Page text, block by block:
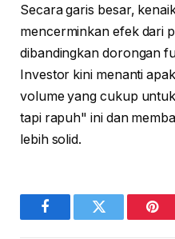
Secara garis besar,
mencerminkan efek dari
dibandingkan dorongan
Investor kini menanti
volume yang cukup
tapi rapuh" ini dan
lebih solid.
FacebookTwitter